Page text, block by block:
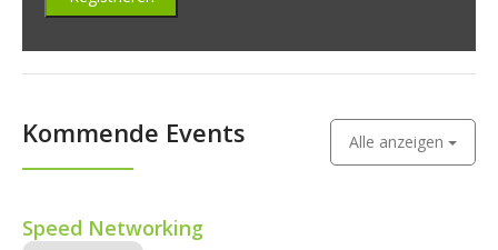
Kommende Events Alle anzeigen
Speed Networking